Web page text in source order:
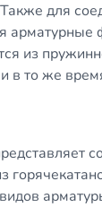
для
арматурные
из
в то же